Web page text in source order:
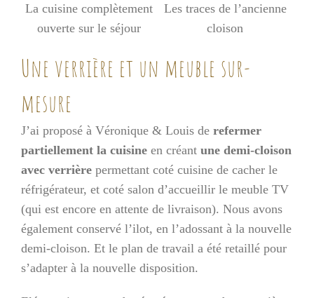
La cuisine complètement
ouverte sur le séjour
Les traces de l’ancienne
cloison
Une verrière et un meuble sur-
mesure
J’ai proposé à Véronique & Louis de refermer
partiellement la cuisine en créant une demi-cloison
avec verrière permettant coté cuisine de cacher le
réfrigérateur, et coté salon d’accueillir le meuble TV
(qui est encore en attente de livraison). Nous avons
également conservé l’ilot, en l’adossant à la nouvelle
demi-cloison. Et le plan de travail a été retaillé pour
s’adapter à la nouvelle disposition.